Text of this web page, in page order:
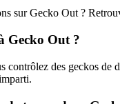
sur Gecko Out ?
Gecko Out ?
contrôlez des geckos de